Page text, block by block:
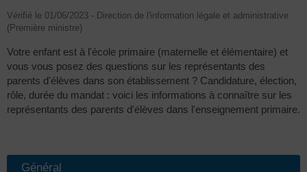
Vérifié le 01/06/2023 - Direction de l'information légale et administrative
(Première ministre)
Votre enfant est à l'école primaire (maternelle et élémentaire) et
vous vous posez des questions sur les représentants des
parents d'élèves dans son établissement ? Candidature, élection,
rôle, durée du mandat : voici les informations à connaître sur les
représentants des parents d'élèves dans l'enseignement primaire.
Général